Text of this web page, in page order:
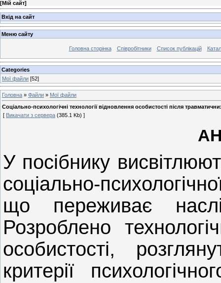
[Мій сайт]
Вхід на сайт
Меню сайту
Головна сторінка Співробітники Список публікацій
Categories
Мої файли [52]
Головна » Файли » Мої файли
Соціально-психологічні технології відновлення особистості після
[ Викачати з сервера (385.1 Kb) ]
У посібнику
соціально-
що переживає
Розроблено
особистості,
критерії